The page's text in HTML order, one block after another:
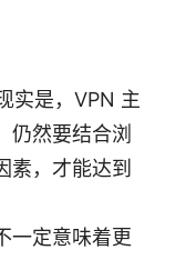
实是，VPN 主
仍然要结合浏
素，才能达到
一定意味着更